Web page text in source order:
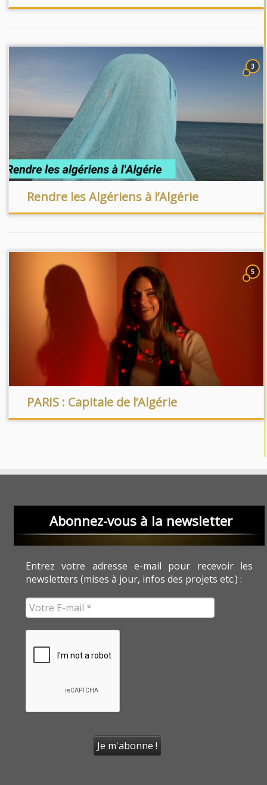
3
Rendre les Algériens à l’Algérie
5
PARIS : Capitale de l’Algérie
Abonnez-vous à la newsletter
Entrez votre adresse e-mail pour recevoir les
newsletters (mises à jour, infos des projets etc.) :